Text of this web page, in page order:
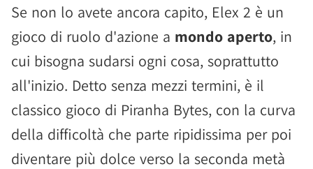
Se non lo avete ancora capito, Elex 2 è un
gioco di ruolo d'azione a mondo aperto, in
cui bisogna sudarsi ogni cosa, soprattutto
all'inizio. Detto senza mezzi termini, è il
classico gioco di Piranha Bytes, con la curva
della difficoltà che parte ripidissima per poi
diventare più dolce verso la seconda metà